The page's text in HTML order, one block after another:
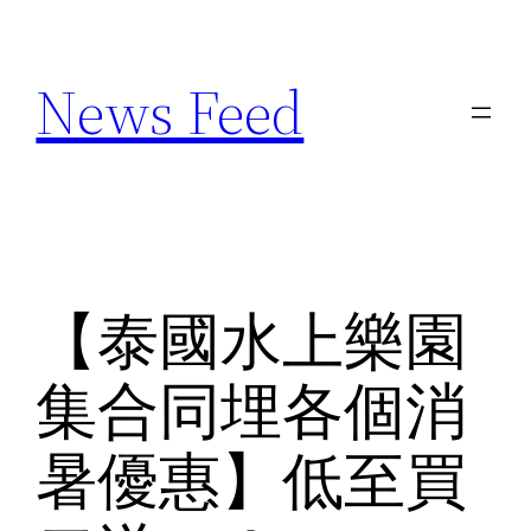
content
News Feed
【泰國水上樂園
集合同埋各個消
暑優惠】低至買